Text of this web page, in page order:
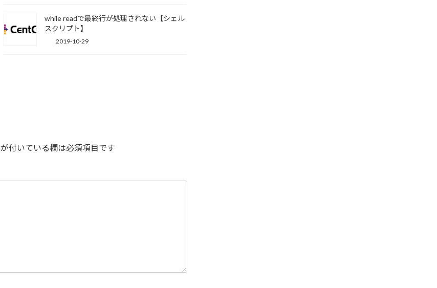
while readで最終行が処理されない【シェル
スクリプト】
2019-10-29
が付いている欄は必須項目です